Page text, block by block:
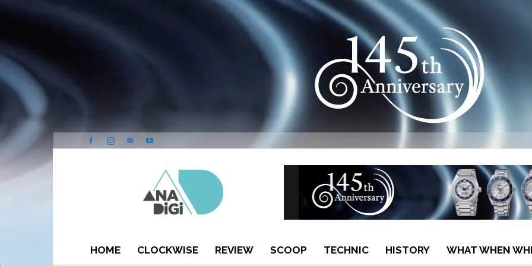
HOME CLOCKWISE REVIEW SCOOP TECHNIC HISTORY WHAT WHEN